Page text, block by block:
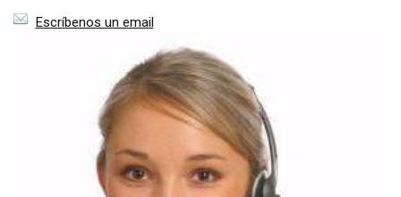
Escríbenos un email